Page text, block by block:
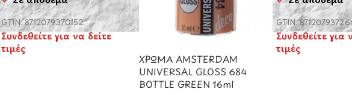
GTIN: 8712079370152
Συνδεθείτε για να δείτε
τιμές
ΧΡΩΜΑ AMSTERDAM
UNIVERSAL GLOSS 684
BOTTLE GREEN 16ml
GTIN:
Συνδεθείτε για
τιμές